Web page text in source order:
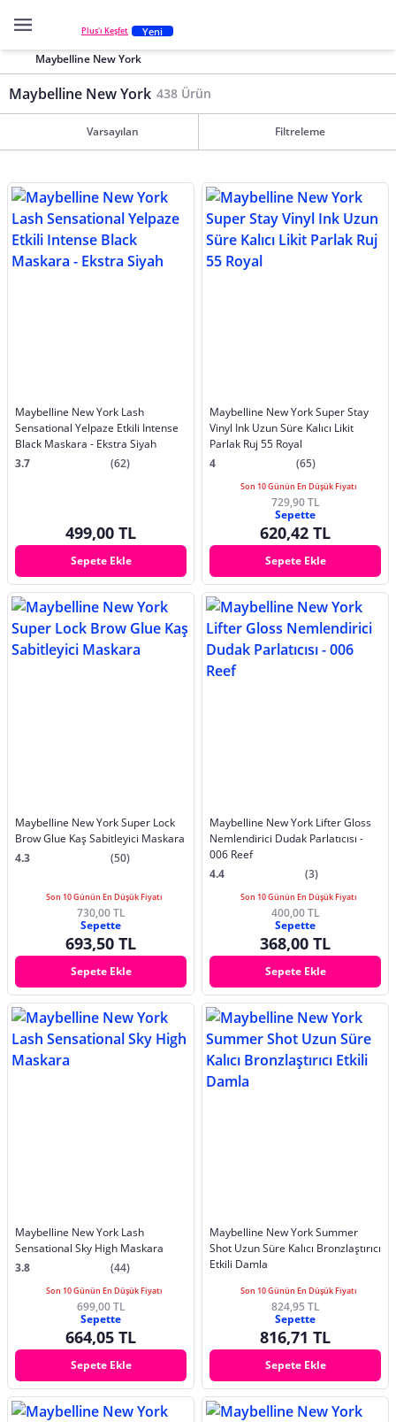
Plus'ı Keşfet Yeni
Maybelline New York
Maybelline New York 438 Ürün
Varsayılan Filtreleme
Maybelline New York Lash
Sensational Yelpaze Etkili Intense
Black Maskara - Ekstra Siyah
3.7
(62)
499,00 TL
Sepete Ekle
Maybelline New York Super Stay
Vinyl Ink Uzun Süre Kalıcı Likit
Parlak Ruj 55 Royal
4
(65)
Son 10 Günün En Düşük Fiyatı
729,90 TL
Sepette
620,42 TL
Sepete Ekle
Maybelline New York Super Lock
Brow Glue Kaş Sabitleyici Maskara
4.3
(50)
Son 10 Günün En Düşük Fiyatı
730,00 TL
Sepette
693,50 TL
Sepete Ekle
Maybelline New York Lifter Gloss
Nemlendirici Dudak Parlatıcısı -
006 Reef
4.4
(3)
Son 10 Günün En Düşük Fiyatı
400,00 TL
Sepette
368,00 TL
Sepete Ekle
Maybelline New York Lash
Sensational Sky High Maskara
3.8
(44)
Son 10 Günün En Düşük Fiyatı
699,00 TL
Sepette
664,05 TL
Sepete Ekle
Maybelline New York Summer
Shot Uzun Süre Kalıcı Bronzlaştırıcı
Etkili Damla
Son 10 Günün En Düşük Fiyatı
824,95 TL
Sepette
816,71 TL
Sepete Ekle